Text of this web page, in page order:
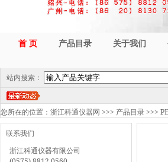
首 页 产品目录 关于我们
站内搜索：
您所在的位置： 浙江科通仪器网 >>> 产品目录 >>>
联系我们
浙江科通仪器有限公司